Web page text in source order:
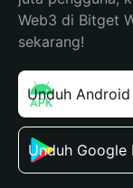
Web3 di Bitget
sekarang!
Unduh Android
Unduh Google